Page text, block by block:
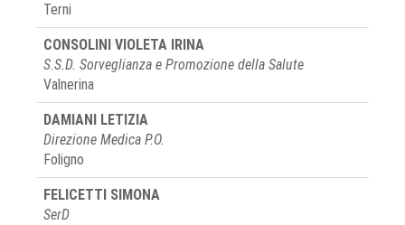
Terni
CONSOLINI VIOLETA IRINA
S.S.D. Sorveglianza e Promozione della Salute
Valnerina
DAMIANI LETIZIA
Direzione Medica P.O.
Foligno
FELICETTI SIMONA
SerD